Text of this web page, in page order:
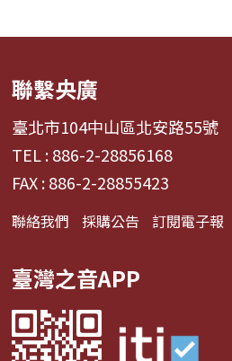
聯繫央廣
臺北市104中山區北安路55號
TEL : 886-2-28856168
FAX : 886-2-28855423
聯絡我們 採購公告 訂閱電子報
臺灣之音APP